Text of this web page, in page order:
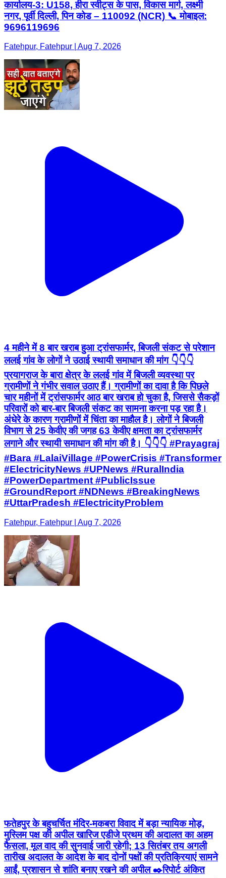
कार्यालय-3: U158, हीरा स्वीट्स के पास, विकास मार्ग, लक्ष्मी
नगर, पूर्वी दिल्ली, पिन कोड – 110092 (NCR) 📞 मोबाइल:
9696119696
Fatehpur, Fatehpur | Aug 7, 2026
4 महीने में 8 बार खराब हुआ ट्रांसफार्मर, बिजली संकट से परेशान
ललई गांव के लोगों ने उठाई स्थायी समाधान की मांग 👇👇👇
प्रयागराज के बारा क्षेत्र के ललई गांव में बिजली व्यवस्था पर
ग्रामीणों ने गंभीर सवाल उठाए हैं। ग्रामीणों का दावा है कि पिछले
चार महीनों में ट्रांसफार्मर आठ बार खराब हो चुका है, जिससे सैकड़ों
परिवारों को बार-बार बिजली संकट का सामना करना पड़ रहा है।
अंधेरे के कारण ग्रामीणों में चिंता का माहौल है। लोगों ने बिजली
विभाग से 25 केवीए की जगह 63 केवीए क्षमता का ट्रांसफार्मर
लगाने और स्थायी समाधान की मांग की है। 👇👇👇 #Prayagraj
#Bara #LalaiVillage #PowerCrisis #Transformer
#ElectricityNews #UPNews #RuralIndia
#PowerDepartment #PublicIssue
#GroundReport #NDNews #BreakingNews
#UttarPradesh #ElectricityProblem
Fatehpur, Fatehpur | Aug 7, 2026
फतेहपुर के बहुचर्चित मंदिर-मकबरा विवाद में बड़ा न्यायिक मोड़,
मुस्लिम पक्ष की अपील खारिज एडीजे प्रथम की अदालत का अहम
फैसला, मूल वाद की सुनवाई जारी रहेगी; 13 सितंबर तय अगली
तारीख अदालत के आदेश के बाद दोनों पक्षों की प्रतिक्रियाएं सामने
आईं, प्रशासन से शांति बनाए रखने की अपील ✒️रिपोर्ट अंकित